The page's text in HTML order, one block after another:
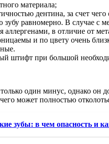
материала;
дентина, за счет
зубу равномерно. В случае
в отличие от
и по цвету очень
штифт при большой
один минус, однако он
может полностью
зубы: в чем опасность и